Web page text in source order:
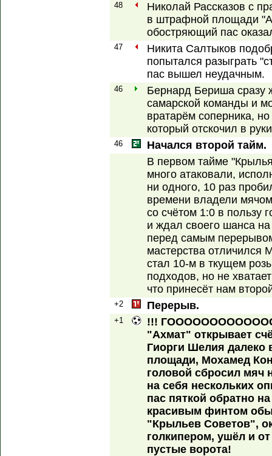
48
Николай Рассказов с
в штрафной площади
обостряющий пас
47
Никита Салтыков
попытался разыграть
пас вышел неудачным.
46
Бернард Бериша сразу
самарской команды и
вратарём соперника,
который отскочил в
46
Начался второй тайм.
В первом тайме
много атаковали,
ни одного, 10 раз
времени владели
со счётом 1:0 в пользу
и ждал своего шанса на
перед самым
мастерства отличился
стал 10-м в ткущем
подходов, но не
что принесёт нам
+2 Перерыв.
+1
!!!
"Ахмат" открывает
Гиорги Шелия
площади, Мохамед
головой сбросил мяч
на себя нескольких
пас пяткой обратно
красивым финтом
"Крыльев Советов",
голкипером, ушёл и
пустые ворота!